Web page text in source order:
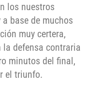
los nuestros
base de muchos
muy certera,
la defensa contraria
minutos del final,
el triunfo.